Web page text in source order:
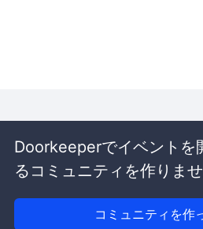
Doorkeeperでイベントを
るコミュニティを作りま
コミュニティを作